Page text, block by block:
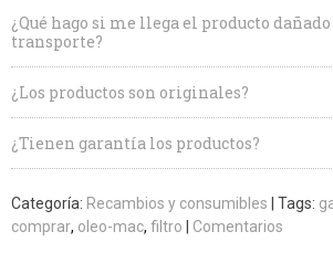
¿Qué hago si me llega el producto
transporte?
¿Los productos son originales?
¿Tienen garantía los productos?
Categoría: Recambios y consumibles Tags:
comprar oleo-mac filtro Comentarios